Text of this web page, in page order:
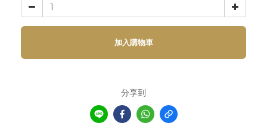
加入購物車
分享到